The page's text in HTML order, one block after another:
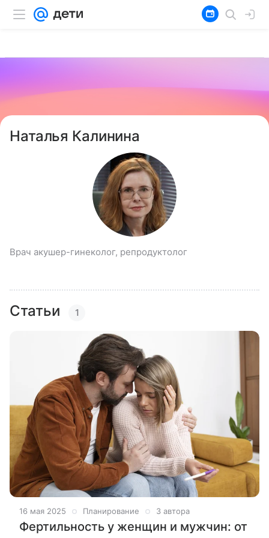
Наталья Калинина
Врач акушер-гинеколог, репродуктолог
Статьи 1
16 мая 2025 Планирование 3 автора
Фертильность у женщин и мужчин: от